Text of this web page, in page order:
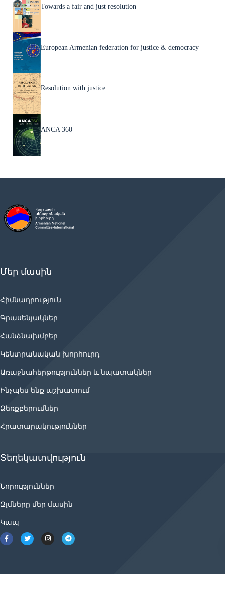
Towards a fair and just resolution
European Armenian federation for justice & democracy
Resolution with justice
ANCA 360
Մեր մասին
Հիմնադրություն
Գրասենյակներ
Հանձնախմբեր
Կենտրանական խորհուրդ
Առաջնահերթություններ և նպատակներ
Ինչպես ենք աշխատում
Ձեռքբերումներ
Հրատարակություններ
Տեղեկատվություն
Նորություններ
Զլմները մեր մասին
Կապ